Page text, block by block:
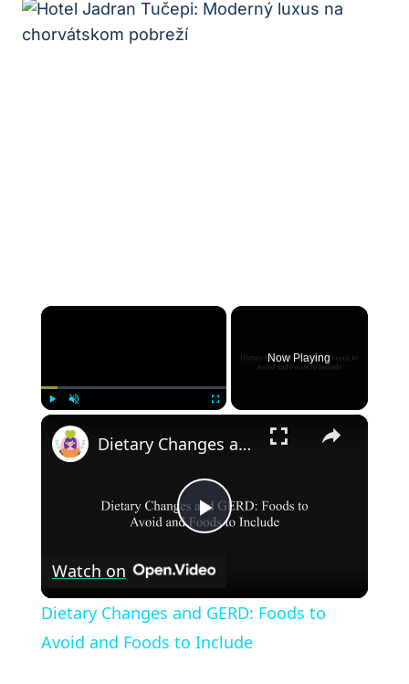
×
Now Playing
×
Play
Dietary Changes and GERD: Foods to Avoid and Foods to Include
Watch on
Dietary Changes and GERD: Foods to
Avoid and Foods to Include